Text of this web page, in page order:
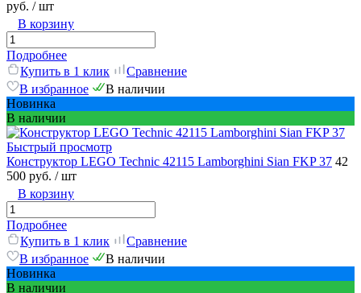
руб. / шт
В корзину
Подробнее
Купить в 1 клик
Сравнение
В избранное
В наличии
Новинка
В наличии
Быстрый просмотр
Конструктор LEGO Technic 42115 Lamborghini Sian FKP 37 42
500 руб. / шт
В корзину
Подробнее
Купить в 1 клик
Сравнение
В избранное
В наличии
Новинка
В наличии